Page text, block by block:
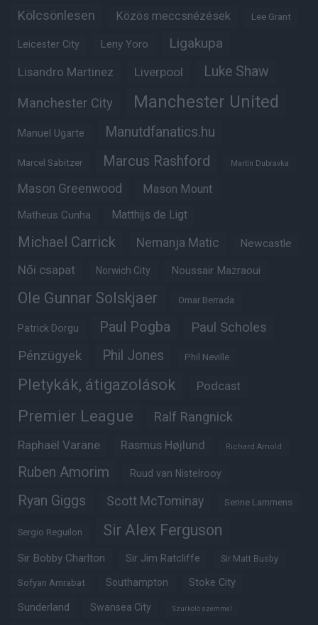
Kölcsönlesen Közös meccsnézések Lee Grant
Leicester City Leny Yoro Ligakupa
Lisandro Martinez Liverpool Luke Shaw
Manchester City Manchester United
Manuel Ugarte Manutdfanatics.hu
Marcel Sabitzer Marcus Rashford Martin Dubravka
Mason Greenwood Mason Mount
Matheus Cunha Matthijs de Ligt
Michael Carrick Nemanja Matic Newcastle
Női csapat Norwich City Noussair Mazraoui
Ole Gunnar Solskjaer Omar Berrada
Patrick Dorgu Paul Pogba Paul Scholes
Pénzügyek Phil Jones Phil Neville
Pletykák, átigazolások Podcast
Premier League Ralf Rangnick
Raphaël Varane Rasmus Højlund Richard Arnold
Ruben Amorim Ruud van Nistelrooy
Ryan Giggs Scott McTominay Senne Lammens
Sergio Reguilon Sir Alex Ferguson
Sir Bobby Charlton Sir Jim Ratcliffe Sir Matt Busby
Sofyan Amrabat Southampton Stoke City
Sunderland Swansea City Szurkoló szemmel